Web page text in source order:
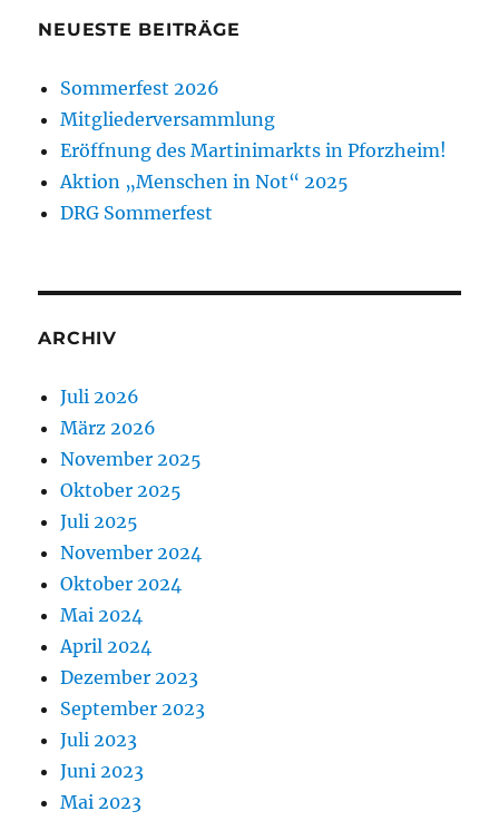
NEUESTE BEITRÄGE
Sommerfest 2026
Mitgliederversammlung
Eröffnung des Martinimarkts in Pforzheim!
Aktion „Menschen in Not“ 2025
DRG Sommerfest
ARCHIV
Juli 2026
März 2026
November 2025
Oktober 2025
Juli 2025
November 2024
Oktober 2024
Mai 2024
April 2024
Dezember 2023
September 2023
Juli 2023
Juni 2023
Mai 2023